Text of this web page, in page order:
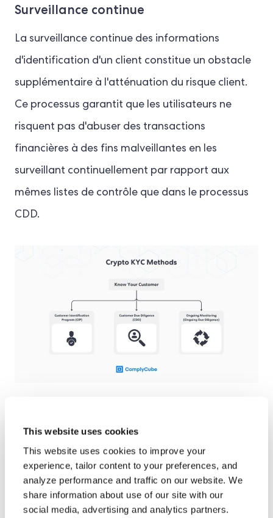
This website uses cookies
This website uses cookies to improve your
experience, tailor content to your preferences, and
analyze performance and traffic on our website. We
share information about use of our site with our
social media, advertising and analytics partners.
Surveillance continue
La surveillance continue des informations
d'identification d'un client constitue un obstacle
supplémentaire à l'atténuation du risque client.
Ce processus garantit que les utilisateurs ne
risquent pas d'abuser des transactions
financières à des fins malveillantes en les
surveillant continuellement par rapport aux
mêmes listes de contrôle que dans le processus
CDD.
Chiffres du
blanchiment d’argent
des actifs
cryptographiques